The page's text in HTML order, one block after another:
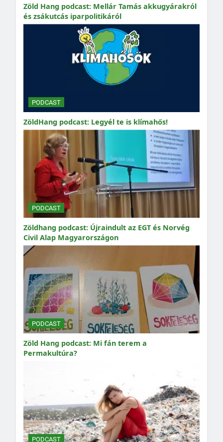
Zöld Hang podcast: Mellár Tamás akkugyárakról
és zsákutcás iparpolitikáról
PODCAST
ZöldHang podcast: Legyél te is klímahős!
PODCAST
Zöldhang podcast: Újraindult az EGT és Norvég
Civil Alap Magyarországon
PODCAST
Zöld Hang podcast: Mi fán terem a
Permakultúra?
PODCAST